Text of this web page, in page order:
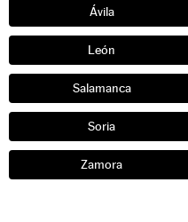
Ávila
León
Salamanca
Soria
Zamora